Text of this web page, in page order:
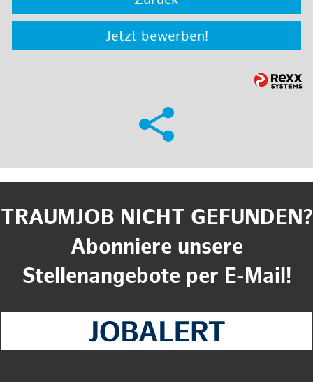
Jetzt bewerben!
TRAUMJOB NICHT GEFUNDEN?
Abonniere unsere
Stellenangebote per E-Mail!